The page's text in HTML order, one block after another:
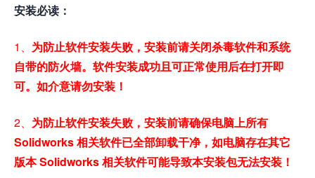
安装必读：
1、 为防止软件安装失败，安装前请关闭杀毒软件和系统
自带的防火墙。软件安装成功且可正常使用后在打开即
可。如介意请勿安装！
2、 为防止软件安装失败，安装前请确保电脑上所有
Solidworks 相关软件已全部卸载干净，如电脑存在其它
版本 Solidworks 相关软件可能导致本安装包无法安装！